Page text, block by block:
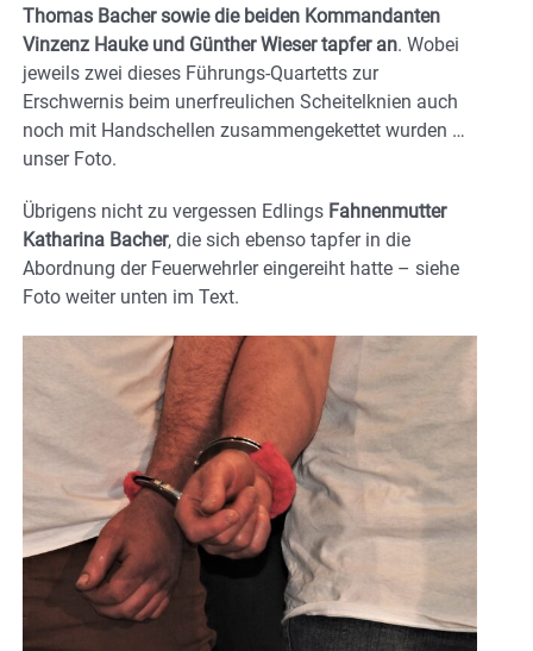
Thomas Bacher sowie die beiden Kommandanten
Vinzenz Hauke und Günther Wieser tapfer an. Wobei
jeweils zwei dieses Führungs-Quartetts zur
Erschwernis beim unerfreulichen Scheitelknien auch
noch mit Handschellen zusammengekettet wurden …
unser Foto.
Übrigens nicht zu vergessen Edlings Fahnenmutter
Katharina Bacher, die sich ebenso tapfer in die
Abordnung der Feuerwehrler eingereiht hatte – siehe
Foto weiter unten im Text.